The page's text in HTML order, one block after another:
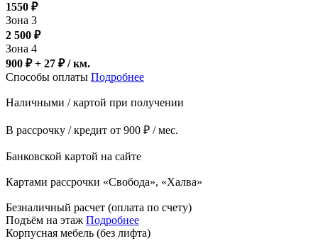
1550 ₽
Зона 3
2 500 ₽
Зона 4
900 ₽ + 27 ₽/ км.
Способы оплаты Подробнее
Наличными / картой при получении
В рассрочку / кредит от 900 ₽ / мес.
Банковской картой на сайте
Картами рассрочки «Свобода», «Халва»
Безналичный расчет (оплата по счету)
Подъём на этаж Подробнее
Корпусная мебель (без лифта)